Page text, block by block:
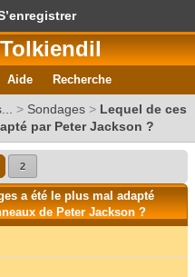
Aide Recherche
> Sondages > Lequel de ces
par Peter Jackson ?
2
a été le plus mal adapté
de Peter Jackson ?